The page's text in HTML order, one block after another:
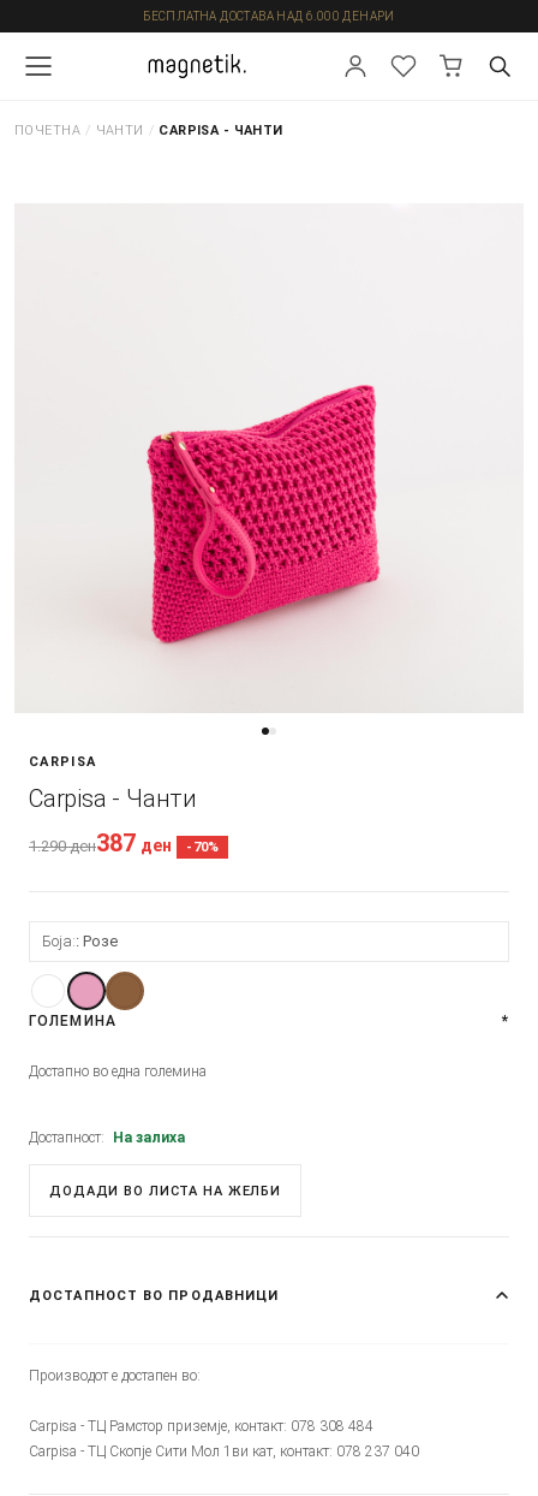
БЕСПЛАТНА ДОСТАВА НАД 6.000 ДЕНАРИ
ПОЧЕТНА / ЧАНТИ / CARPISA - ЧАНТИ
CARPISA
Carpisa - Чанти
1.290ден387 ден -70%
Боја: Розе
ГОЛЕМИНА *
Достапно во една големина
Достапност: На залиха
ДОДАДИ ВО ЛИСТА НА ЖЕЛБИ
ДОСТАПНОСТ ВО ПРОДАВНИЦИ
Производот е достапен во:
Carpisa - ТЦ Рамстор приземје, контакт: 078 308 484
Carpisa - ТЦ Скопје Сити Мол 1ви кат, контакт: 078 237 040